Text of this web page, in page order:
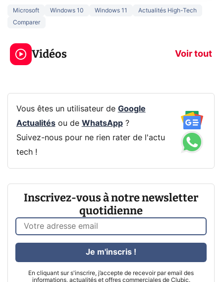
Microsoft Windows 10 Windows 11
Actualités High-Tech
Comparer
Vidéos Voir tout
3 écrans en 1 pour
319€ ? Voici L'AOC
CQ32G4ZA !
prochaine
Vous êtes un utilisateur de Google
Actualitésou de WhatsApp?
Suivez-nous pour ne rien rater de l'actu
tech !
Inscrivez-vous à notre newsletter
quotidienne
En cliquant sur s'inscrire, j’accepte de recevoir par email des
informations, actualités et offres commerciales de Clubic.
Je m'inscris !